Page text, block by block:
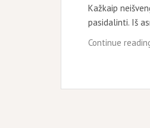
Kažkaip
pasidalinti. Iš
Continue